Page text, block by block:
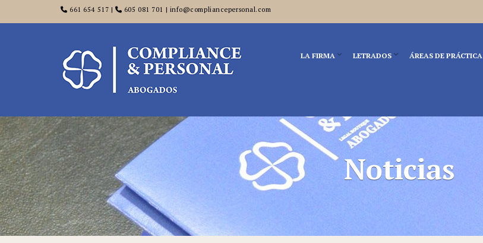
661 654 517 | 605 081 701 | info@compliancepersonal.com
LA FIRMA LETRADOS ÁREAS DE PRÁCTICA
Noticias